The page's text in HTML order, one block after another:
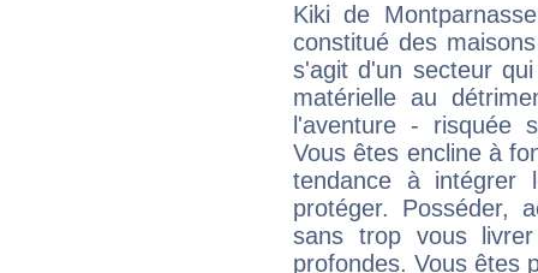
Kiki de
constitué des
s'agit d'un secteur
matérielle au
l'aventure - risquée
Vous êtes encline à
tendance à
protéger. Posséder,
sans trop vous
profondes. Vous êtes